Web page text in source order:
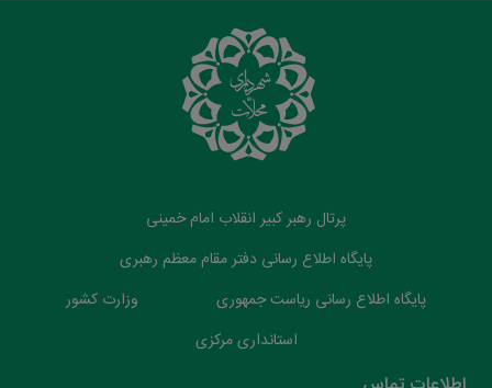
پرتال رهبر کبیر انقلاب امام خمینی
پایگاه اطلاع رسانی دفتر مقام معظم رهبری
پایگاه اطلاع رسانی ریاست جمهوری
وزارت کشور
استانداری مرکزی